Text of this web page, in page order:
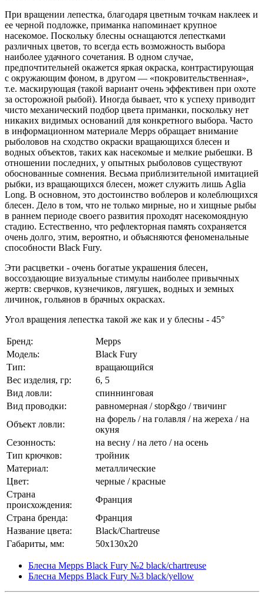
При вращении лепестка, благодаря цветным точкам наклеек и
ее черной подложке, приманка напоминает крупное
насекомое. Поскольку блесны оснащаются лепестками
различных цветов, то всегда есть возможность выбора
наиболее удачного сочетания. В одном случае,
предпочтительней окажется яркая окраска, контрастирующая
с окружающим фоном, в другом — «покровительственная»,
т.е. маскирующая (такой вариант очень эффективен при охоте
за осторожной рыбой). Иногда бывает, что к успеху приводит
чисто механический подбор цвета приманки, поскольку нет
никаких видимых оснований для конкретного выбора. Часто
в информационном материале Mepps обращает внимание
рыболовов на сходство окраски вращающихся блесен и
водных объектов, таких как насекомые и мелкие рыбешки. В
отношении последних, у опытных рыболовов существуют
обоснованные сомнения. Весьма приблизительной имитацией
рыбки, из вращающихся блесен, может служить лишь Aglia
Long. В основном, это достоинство воблеров и колеблющихся
блесен. Дело в том, что не только мирные, но и хищные рыбы
в раннем периоде своего развития проходят насекомоядную
стадию. Естественно, что рефлекторная память сохраняется
очень долго, этим, вероятно, и объясняются феноменальные
способности Black Fury.
Эти расцветки - очень богатые украшения блесен,
воссоздающие визуальные стимулы наиболее привычных
жертв: сверчков, кузнечиков, лягушек, водных и земных
личинок, гольянов в брачных окрасках.
Угол вращения лепестка такой же как и у блесны - 45°
Бренд:
Mepps
Модель:
Black Fury
Тип:
вращающийся
Вес изделия, гр:
6, 5
Вид ловли:
спиннинговая
Вид проводки:
равномерная / stop&go / твичинг
Объект ловли:
на форель / на голавля / на жереха / на
окуня
Сезонность:
на весну / на лето / на осень
Тип крючков:
тройник
Материал:
металлические
Цвет:
черные / красные
Страна
происхождения:
Франция
Страна бренда:
Франция
Название цвета:
Black/Chartreuse
Габариты, мм:
50x130x20
Блесна Mepps Black Fury №2 black/chartreuse
Блесна Mepps Black Fury №3 black/yellow